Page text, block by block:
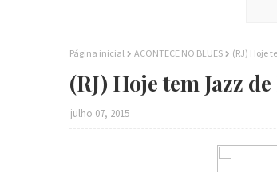
Página inicial ACONTECE NO BLUES (RJ) Hoje
(RJ) Hoje tem Jazz
julho 07, 2015